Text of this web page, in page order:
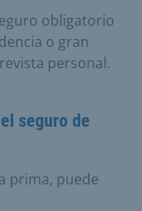
obligatorio
o gran
personal.
seguro de
prima, puede